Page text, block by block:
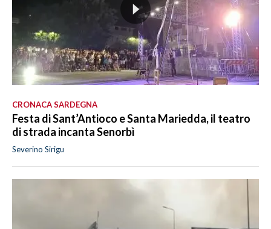
CRONACA SARDEGNA
Festa di Sant’Antioco e Santa Mariedda, il teatro
di strada incanta Senorbì
Severino Sirigu